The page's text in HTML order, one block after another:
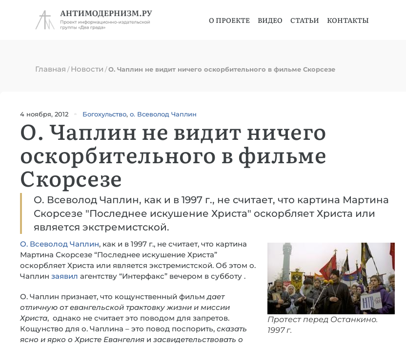
О ПРОЕКТЕ ВИДЕО СТАТЬИ КОНТАКТЫ
Главная /Новости /О. Чаплин не видит ничего оскорбительного в фильме Скорсезе
4 ноября, 2012 Богохульство, о. Всеволод Чаплин
О. Чаплин не видит ничего
оскорбительного в фильме
Скорсезе
О. Всеволод Чаплин, как и в 1997 г., не считает, что картина Мартина
Скорсезе "Последнее искушение Христа" оскорбляет Христа или
является экстремистской.
Протест перед Останкино.
1997 г.
О. Всеволод Чаплин, как и в 1997 г., не считает, что картина
Мартина Скорсезе “Последнее искушение Христа”
оскорбляет Христа или является экстремистской. Об этом о.
Чаплин заявил агентству “Интерфакс” вечером в субботу .
О. Чаплин признает, что кощунственный фильмдает
отличную от евангельской трактовку жизни и миссии
Христа, однако не считает это поводом для запретов.
Кощунство для о. Чаплина – это повод поспорить, сказать
ясно и ярко о Христе Евангелия и засвидетельствовать о